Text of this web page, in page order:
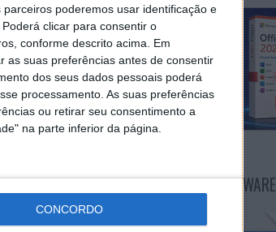
poderemos usar identificação e
clicar para consentir o
conforme descrito acima. Em
as suas preferências antes de consentir
dos seus dados pessoais poderá
processamento. As suas preferências
ou retirar seu consentimento a
na parte inferior da página.
CONCORDO
NEWSLETTER PPLWARE